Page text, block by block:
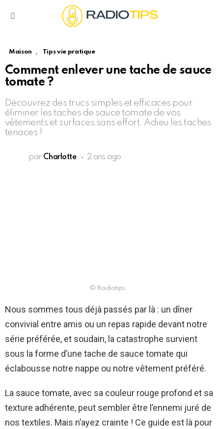
Maison , Tips vie pratique
Comment enlever une tache de sauce
tomate ?
Découvrez des trucs simples et efficaces pour
éliminer les taches de sauce tomate de vos
vêtements et surfaces sans effort. Adieu les taches
tenaces !
par Charlotte 2 ans ago
© Radiotips
Nous sommes tous déjà passés par là : un dîner
convivial entre amis ou un repas rapide devant notre
série préférée, et soudain, la catastrophe survient
sous la forme d’une tache de sauce tomate qui
éclabousse notre nappe ou notre vêtement préféré.
La sauce tomate, avec sa couleur rouge profond et sa
texture adhérente, peut sembler être l’ennemi juré de
nos textiles. Mais n’ayez crainte ! Ce guide est là pour